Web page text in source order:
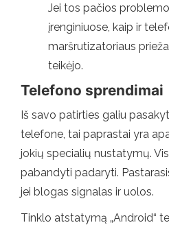
Jei tos pačios
įrenginiuose, kaip ir
maršrutizatoriaus
teikėjo.
Telefono sprendimai
Iš savo patirties galiu
telefone, tai paprastai yra
jokių specialių nustatymų.
pabandyti padaryti.
jei blogas signalas ir uolos.
Tinklo atstatymą „Android“